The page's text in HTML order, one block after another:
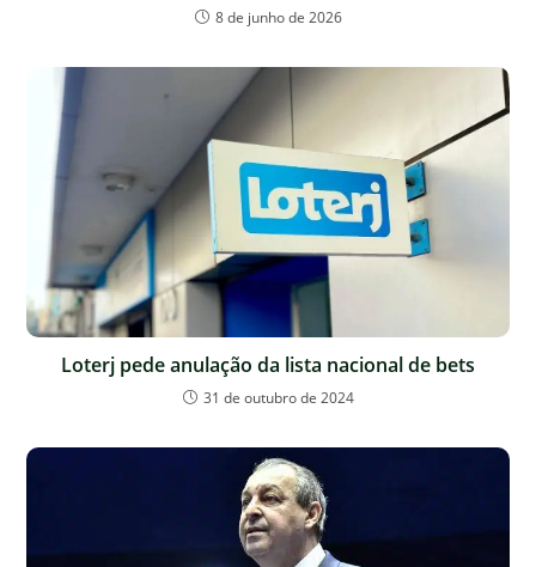
8 de junho de 2026
Loterj pede anulação da lista nacional de bets
31 de outubro de 2024